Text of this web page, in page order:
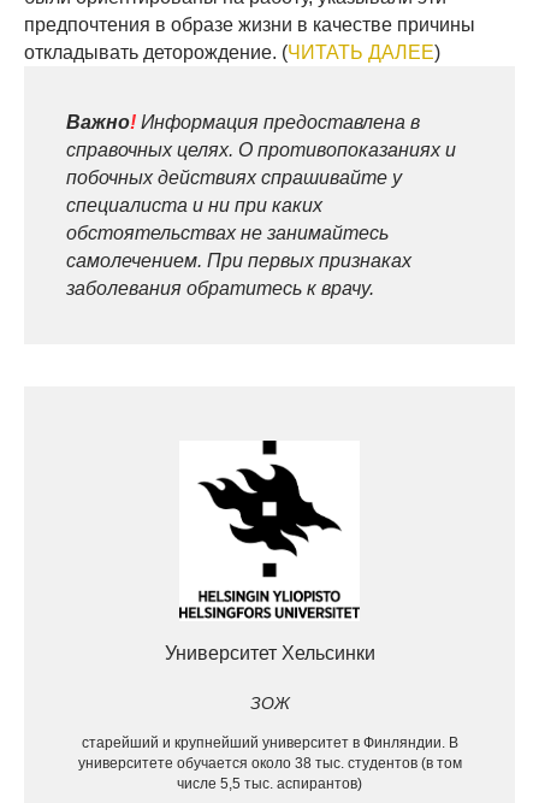
предпочтения в образе жизни в качестве причины
откладывать деторождение. (ЧИТАТЬ ДАЛЕЕ)
Важно! Информация предоставлена в
справочных целях. О противопоказаниях и
побочных действиях спрашивайте у
специалиста и ни при каких
обстоятельствах не занимайтесь
самолечением. При первых признаках
заболевания обратитесь к врачу.
Университет Хельсинки
ЗОЖ
старейший и крупнейший университет в Финляндии. В
университете обучается около 38 тыс. студентов (в том
числе 5,5 тыс. аспирантов)